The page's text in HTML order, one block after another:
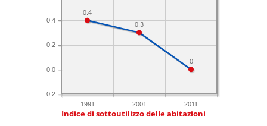
1991 2001 2011
-0.2
0.0
0.2
0.4
0
0.3
0.4
Indice di sottoutilizzo delle abitazioni